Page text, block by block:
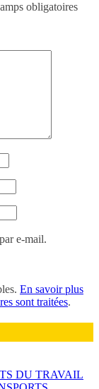
obligatoires
e-mail.
En savoir plus
sont traitées.
DU TRAVAIL